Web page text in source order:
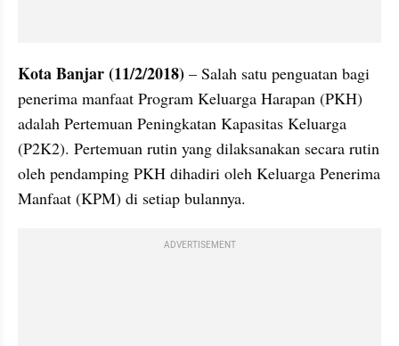
Kota Banjar (11/2/2018) – Salah satu penguatan bagi
penerima manfaat Program Keluarga Harapan (PKH)
adalah Pertemuan Peningkatan Kapasitas Keluarga
(P2K2). Pertemuan rutin yang dilaksanakan secara rutin
oleh pendamping PKH dihadiri oleh Keluarga Penerima
Manfaat (KPM) di setiap bulannya.
ADVERTISEMENT